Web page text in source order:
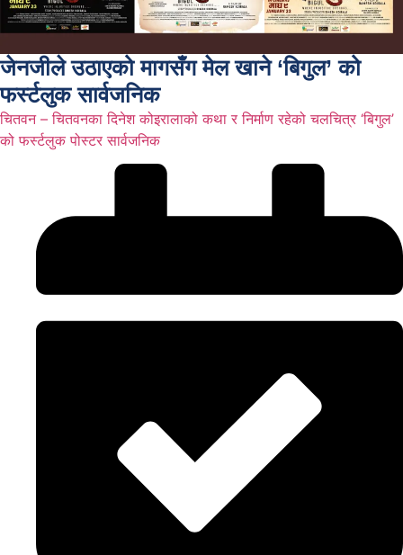
जेनजीले उठाएको मागसँग मेल खाने ‘बिगुल’ को
फर्स्टलुक सार्वजनिक
चितवन – चितवनका दिनेश कोइरालाको कथा र निर्माण रहेको चलचित्र ‘बिगुल’
को फर्स्टलुक पोस्टर सार्वजनिक